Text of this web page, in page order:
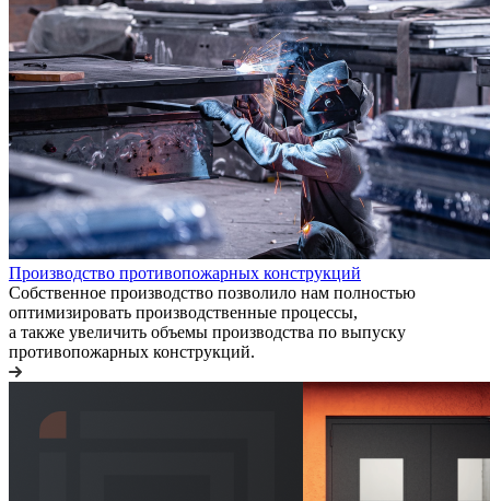
Производство противопожарных конструкций
Собственное производство позволило нам полностью
оптимизировать производственные процессы,
а также увеличить объемы производства по выпуску
противопожарных конструкций.